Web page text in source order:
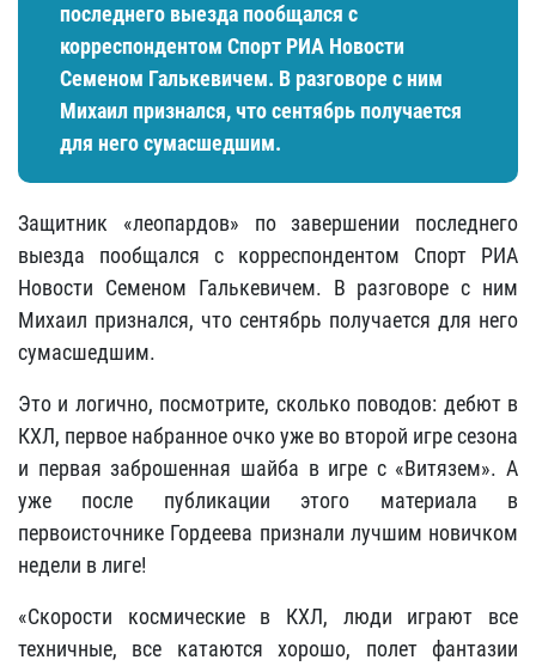
последнего выезда пообщался с
корреспондентом Спорт РИА Новости
Семеном Галькевичем. В разговоре с ним
Михаил признался, что сентябрь получается
для него сумасшедшим.
Защитник «леопардов» по завершении последнего
выезда пообщался с корреспондентом Спорт РИА
Новости Семеном Галькевичем. В разговоре с ним
Михаил признался, что сентябрь получается для него
сумасшедшим.
Это и логично, посмотрите, сколько поводов: дебют в
КХЛ, первое набранное очко уже во второй игре сезона
и первая заброшенная шайба в игре с «Витязем». А
уже после публикации этого материала в
первоисточнике Гордеева признали лучшим новичком
недели в лиге!
«Скорости космические в КХЛ, люди играют все
техничные, все катаются хорошо, полет фантазии